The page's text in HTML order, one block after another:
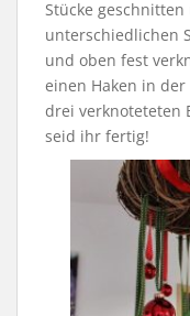
Stücke
unterschiedlichen
und oben fest
einen Haken in
drei verknoteteten
seid ihr fertig!